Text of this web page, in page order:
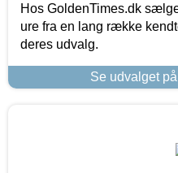
Hos GoldenTimes.dk
ure fra en lang række
deres udvalg.
Se udvalget